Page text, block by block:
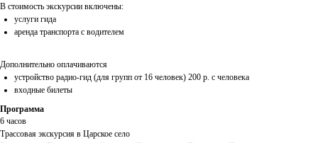
В стоимость экскурсии включены:
услуги гида
аренда транспорта с водителем
Дополнительно оплачиваются
устройство радио-гид (для групп от 16 человек) 200 р. с человека
входные билеты
Программа
6 часов
Трассовая экскурсия в Царское село